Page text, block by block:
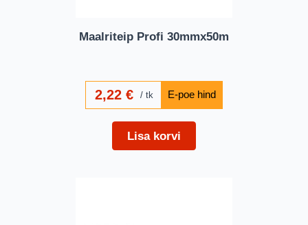
Maalriteip Profi 30mmx50m
2,22€ tk
Lisa korvi